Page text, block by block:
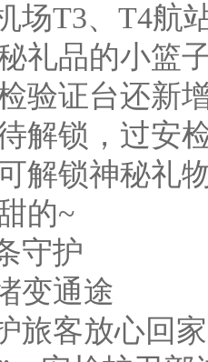
场T3、T4航
礼品的小篮
验证台还新
解锁，过安
解锁神秘礼
的~
守护
变通途
旅客放心回